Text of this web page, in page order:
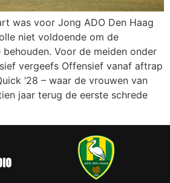
was voor Jong ADO Den Haag
niet voldoende om de
Voor de meiden onder
vergeefs Offensief vanaf aftrap
’28 – waar de vrouwen van
jaar terug de eerste schrede